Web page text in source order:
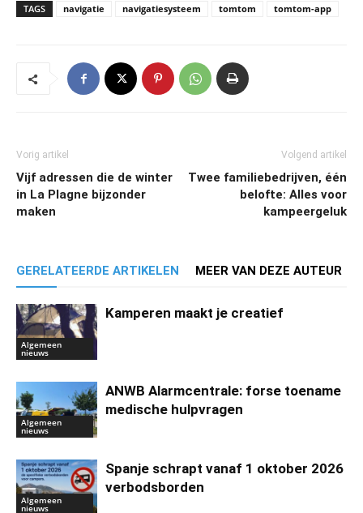
TAGS navigatie navigatiesysteem tomtom tomtom-app
Vorig artikel
Vijf adressen die de winter
in La Plagne bijzonder
maken
Volgend artikel
Twee familiebedrijven, één
belofte: Alles voor
kampeergeluk
GERELATEERDE ARTIKELEN MEER VAN DEZE AUTEUR
Algemeen
nieuws
Kamperen maakt je creatief
Algemeen
nieuws
ANWB Alarmcentrale: forse toename
medische hulpvragen
Algemeen
nieuws
Spanje schrapt vanaf 1 oktober 2026
verbodsborden